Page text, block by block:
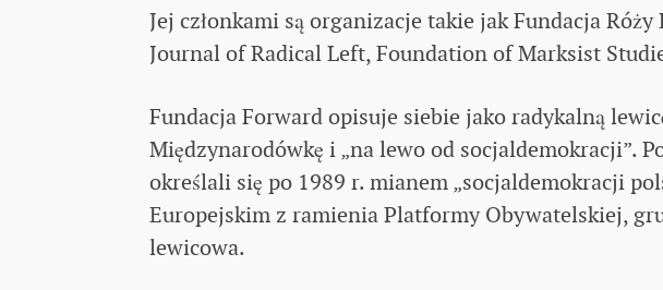
Jej członkami są organizacje takie jak Fundacja
Journal of Radical Left, Foundation of Marksist
Fundacja Forward opisuje siebie jako radykalną
Międzynarodówkę i „na lewo od socjaldemokracji”.
określali się po 1989 r. mianem „socjaldemokracji
Europejskim z ramienia Platformy Obywatelskiej,
lewicowa.